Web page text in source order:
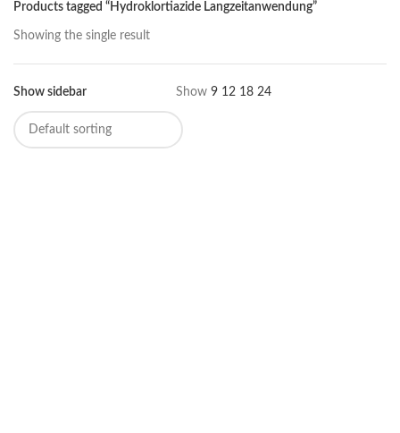
Products tagged “Hydroklortiazide Langzeitanwendung”
Showing the single result
Show sidebar Show 9 12 18 24